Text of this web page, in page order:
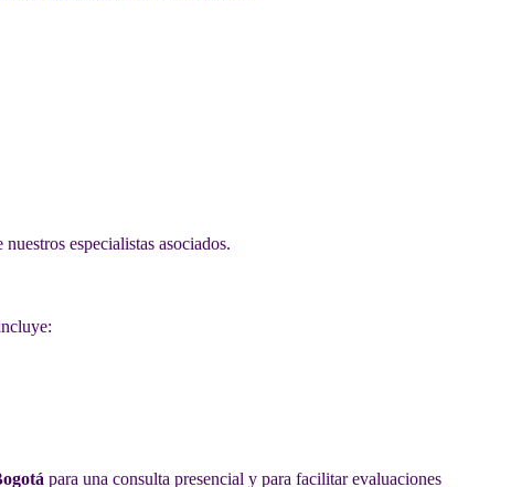
especialistas asociados.
para una consulta presencial y para facilitar evaluaciones